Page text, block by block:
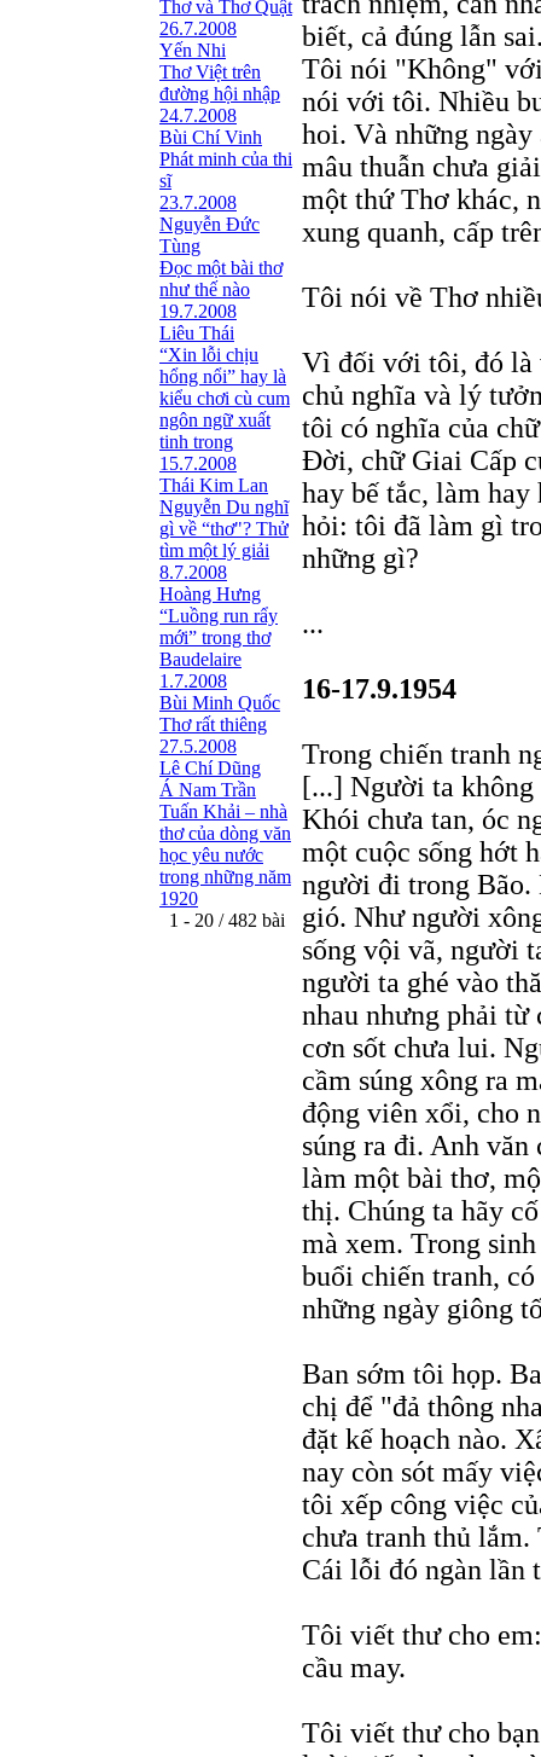
Thơ và Thơ Quật
26.7.2008
Yến Nhi
Thơ Việt trên
đường hội nhập
24.7.2008
Bùi Chí Vinh
Phát minh của thi
sĩ
23.7.2008
Nguyễn Đức
Tùng
Ðọc một bài thơ
như thế nào
19.7.2008
Liêu Thái
“Xin lỗi chịu
hổng nổi” hay là
kiểu chơi cù cum
ngôn ngữ xuất
tinh trong
15.7.2008
Thái Kim Lan
Nguyễn Du nghĩ
gì về “thơ"? Thử
tìm một lý giải
8.7.2008
Hoàng Hưng
“Luồng run rẩy
mới” trong thơ
Baudelaire
1.7.2008
Bùi Minh Quốc
Thơ rất thiêng
27.5.2008
Lê Chí Dũng
Á Nam Trần
Tuấn Khải – nhà
thơ của dòng văn
học yêu nước
trong những năm
1920
1 - 20 / 482 bài
biết, cả đúng lẫn
Tôi nói "Không"
nói với tôi. Nhiều
hoi. Và những
mâu thuẫn chưa
một thứ Thơ khác,
xung quanh, cấp
Tôi nói về Thơ
Vì đối với tôi, đó là
chủ nghĩa và lý
tôi có nghĩa của
Ðời, chữ Giai Cấp
hay bế tắc, làm
hỏi: tôi đã làm gì
những gì?
...
16-17.9.1954
Trong chiến tranh
[...] Người ta
Khói chưa tan, óc
một cuộc sống hớt
người đi trong Bão.
gió. Như người
sống vội vã, người
người ta ghé vào
nhau nhưng phải từ
cơn sốt chưa lui.
cầm súng xông ra
động viên xổi, cho
súng ra đi. Anh
làm một bài thơ,
thị. Chúng ta hãy
mà xem. Trong
buổi chiến tranh,
những ngày giông
Ban sớm tôi họp.
chị để "đả thông
đặt kế hoạch nào.
nay còn sót mấy
tôi xếp công việc
chưa tranh thủ
Cái lỗi đó ngàn lần
Tôi viết thư cho
cầu may.
Tôi viết thư cho